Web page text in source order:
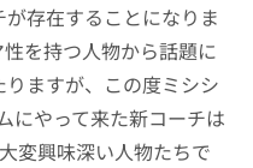
存在することになりま
を持つ人物から話題に
ますが、この度ミシシ
にやって来た新コーチは
変興味深い人物たちで